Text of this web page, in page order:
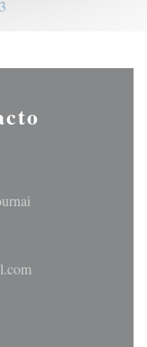
3
((abre en una nueva
((abre en una nueva